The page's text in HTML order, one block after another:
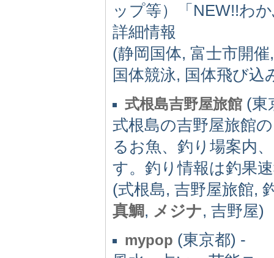
ップ等）「NEW!!わ
詳細情報
(静岡国体, 富士市開
国体競泳, 国体飛び
式根島吉野屋旅館 (東
式根島の吉野屋旅館
るお魚、釣り場案内
す。釣り情報は釣果
(式根島, 吉野屋旅館,
真鯛, メジナ, 吉野屋)
mypop (東京都) -